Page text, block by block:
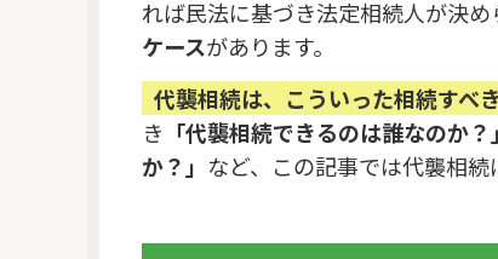
れば民法に基づき法定相続人が決め
ケースがあります。
代襲相続は、こういった相続すべ
き 「代襲相続できるのは誰なのか
か？」 など、この記事では代襲相続